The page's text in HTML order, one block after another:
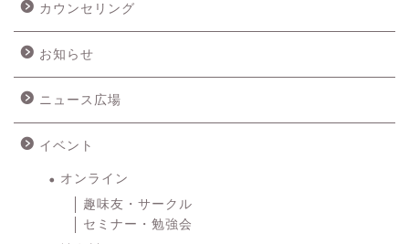
カウンセリング
お知らせ
ニュース広場
イベント
オンライン
趣味友・サークル
セミナー・勉強会